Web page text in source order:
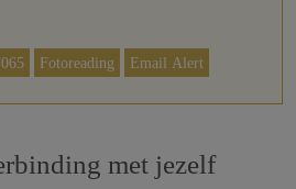
Fotoreading Email Alert
met jezelf